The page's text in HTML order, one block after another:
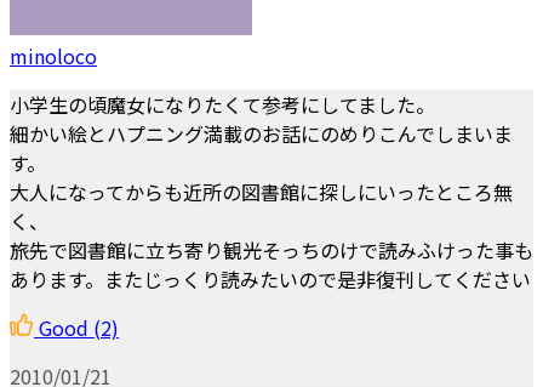
minoloco
小学生の頃魔女になりたくて参考にしてました。
細かい絵とハプニング満載のお話にのめりこんでしまいま
す。
大人になってからも近所の図書館に探しにいったところ無
く、
旅先で図書館に立ち寄り観光そっちのけで読みふけった事も
あります。またじっくり読みたいので是非復刊してください
Good (2)
2010/01/21